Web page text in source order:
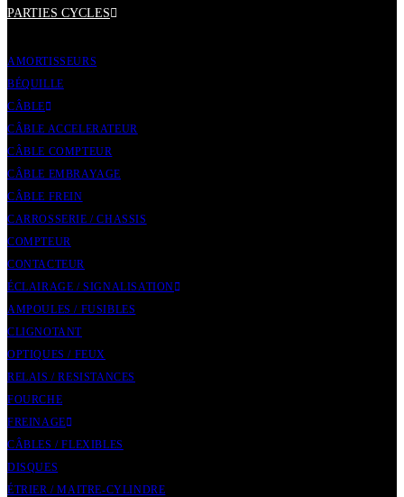
PARTIES CYCLES
AMORTISSEURS
BÉQUILLE
CÂBLE
CÂBLE ACCELERATEUR
CÂBLE COMPTEUR
CÂBLE EMBRAYAGE
CÂBLE FREIN
CARROSSERIE / CHASSIS
COMPTEUR
CONTACTEUR
ÉCLAIRAGE / SIGNALISATION
AMPOULES / FUSIBLES
CLIGNOTANT
OPTIQUES / FEUX
RELAIS / RESISTANCES
FOURCHE
FREINAGE
CÂBLES / FLEXIBLES
DISQUES
ÉTRIER / MAITRE-CYLINDRE